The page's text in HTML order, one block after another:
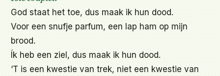
God staat het toe, dus maak ik hun dood.
Voor een snufje parfum, een lap ham op mijn
brood.
Ík heb een ziel, dus maak ik hun dood.
‘T is een kwestie van trek, niet een kwestie van